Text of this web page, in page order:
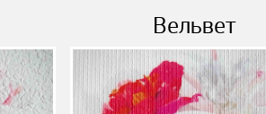
Вельвет